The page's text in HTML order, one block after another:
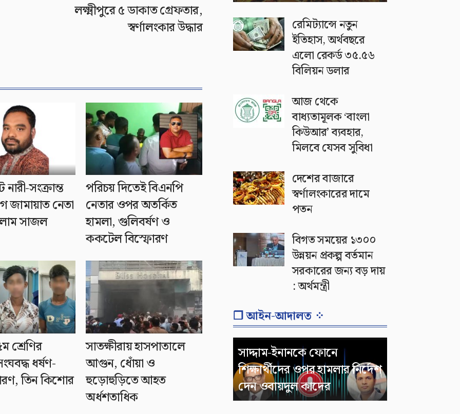
লক্ষ্মীপুরে ৫ ডাকাত গ্রেফতার,
স্বর্ণালংকার উদ্ধার
সংক্রান্ত
নেতা
সাজল
পরিচয় দিতেই বিএনপি
নেতার ওপর অতর্কিত
হামলা, গুলিবর্ষণ ও
ককটেল বিস্ফোরণ
শ্রেণির
ধর্ষণ-
তিন কিশোর
সাতক্ষীরায় হাসপাতালে
আগুন, ধোঁয়া ও
হুড়োহুড়িতে আহত
অর্ধশতাধিক
রেমিট্যান্সে নতুন
ইতিহাস, অর্থবছরে
এলো রেকর্ড ৩৫.৫৬
বিলিয়ন ডলার
আজ থেকে
বাধ্যতামূলক ‘বাংলা
কিউআর’ ব্যবহার,
মিলবে যেসব সুবিধা
দেশের বাজারে
স্বর্ণালংকারের দামে
পতন
বিগত সময়ের ১৩০০
উন্নয়ন প্রকল্প বর্তমান
সরকারের জন্য বড় দায়
: অর্থমন্ত্রী
❐ আইন-আদালত ⁘
সাদ্দাম-ইনানকে ফোনে
শিক্ষার্থীদের ওপর হামলার নির্দেশ
দেন ওবায়দুল কাদের